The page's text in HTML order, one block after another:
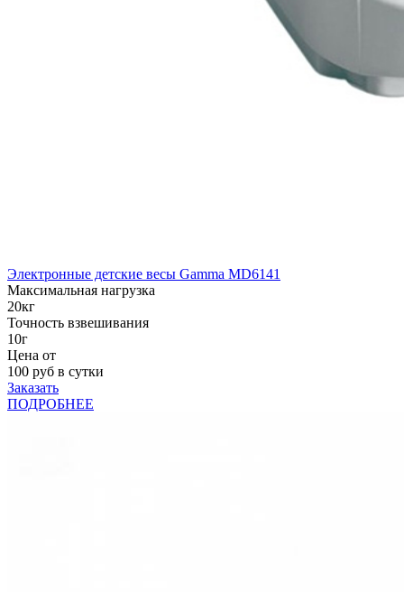
Электронные детские весы Gamma MD6141
Максимальная нагрузка
20кг
Точность взвешивания
10г
Цена от
100 руб в сутки
Заказать
ПОДРОБНЕЕ